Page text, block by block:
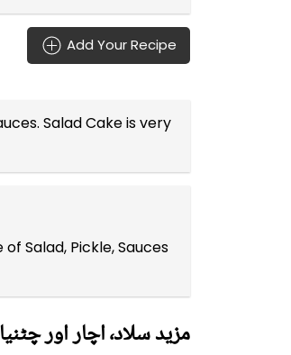
Add Your Recipe
. Salad Cake is very
Salad, Pickle, Sauces
مزید سلاد٬ اچار اور چٹنیاں ریسیپیز